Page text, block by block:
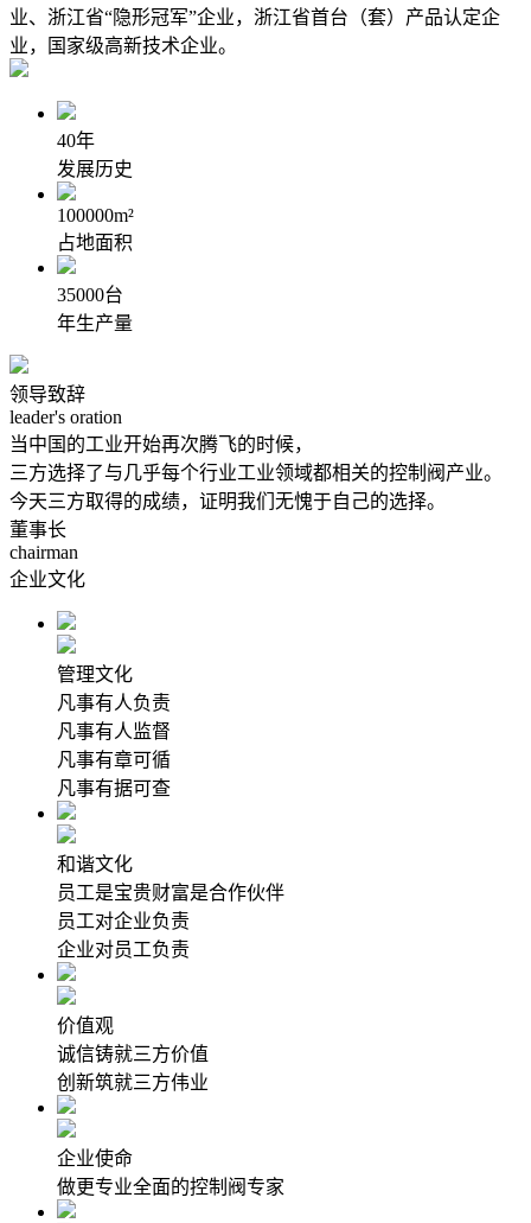
业、浙江省“隐形冠军”企业，浙江省首台（套）产品认定企
业，国家级高新技术企业。
40年
发展历史
100000m²
占地面积
35000台
年生产量
领导致辞
leader's oration
当中国的工业开始再次腾飞的时候，
三方选择了与几乎每个行业工业领域都相关的控制阀产业。
今天三方取得的成绩，证明我们无愧于自己的选择。
董事长
chairman
企业文化
管理文化
凡事有人负责
凡事有人监督
凡事有章可循
凡事有据可查
和谐文化
员工是宝贵财富是合作伙伴
员工对企业负责
企业对员工负责
价值观
诚信铸就三方价值
创新筑就三方伟业
企业使命
做更专业全面的控制阀专家